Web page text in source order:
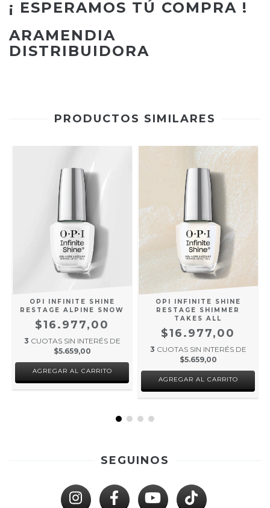
¡ ESPERAMOS TÚ COMPRA !
ARAMENDIA
DISTRIBUIDORA
PRODUCTOS SIMILARES
OPI INFINITE SHINE
RESTAGE ALPINE SNOW
$16.977,00
3 CUOTAS SIN INTERÉS DE
$5.659,00
OPI INFINITE SHINE
RESTAGE SHIMMER
TAKES ALL
$16.977,00
3 CUOTAS SIN INTERÉS DE
$5.659,00
SEGUINOS